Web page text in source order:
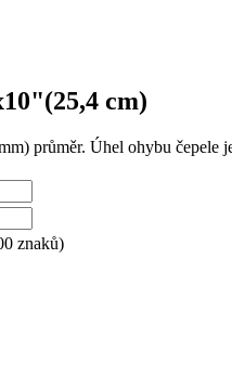
cm)
průměr. Úhel ohybu čepele
znaků)